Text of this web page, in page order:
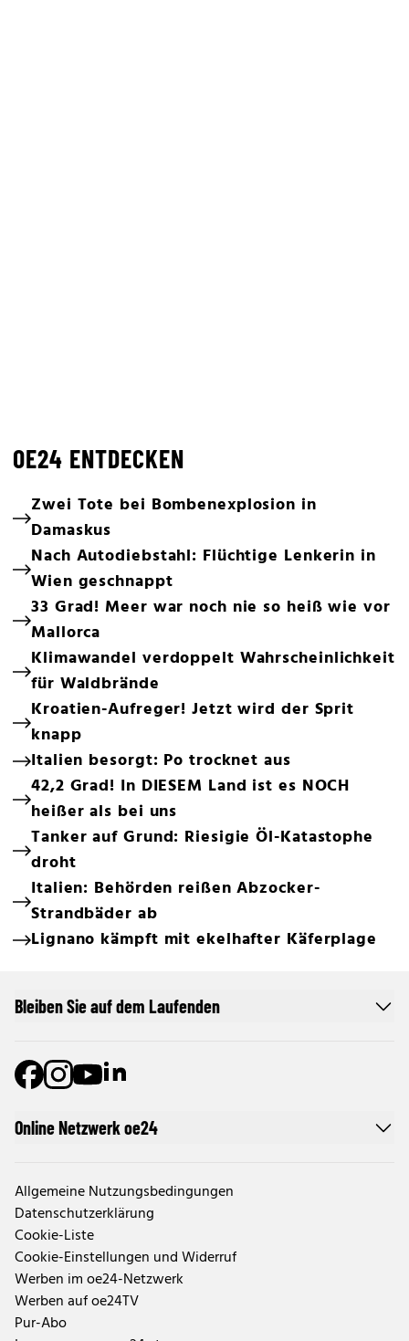
OE24 ENTDECKEN
Zwei Tote bei Bombenexplosion in
Damaskus
Nach Autodiebstahl: Flüchtige Lenkerin in
Wien geschnappt
33 Grad! Meer war noch nie so heiß wie vor
Mallorca
Klimawandel verdoppelt Wahrscheinlichkeit
für Waldbrände
Kroatien-Aufreger! Jetzt wird der Sprit
knapp
Italien besorgt: Po trocknet aus
42,2 Grad! In DIESEM Land ist es NOCH
heißer als bei uns
Tanker auf Grund: Riesigie Öl-Katastophe
droht
Italien: Behörden reißen Abzocker-
Strandbäder ab
Lignano kämpft mit ekelhafter Käferplage
Online Netzwerk oe24
Allgemeine Nutzungsbedingungen
Datenschutzerklärung
Cookie-Liste
Cookie-Einstellungen und Widerruf
Werben im oe24-Netzwerk
Werben auf oe24TV
Pur-Abo
Bleiben Sie auf dem Laufenden